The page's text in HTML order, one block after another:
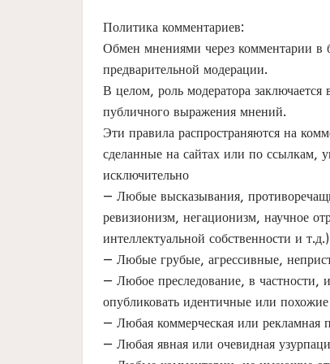
Политика комментариев:
Обмен мнениями через комментарии в
предварительной модерации.
В целом, роль модератора
публичного выражения мнений.
Эти правила распространяются на
сделанные на сайтах или по ссылкам,
исключительно
— Любые высказывания,
ревизионизм, негационизм, научное
интеллектуальной собственности и
— Любые грубые, агрессивные,
— Любое преследование, в частности,
опубликовать идентичные или
— Любая коммерческая или рекламная
— Любая явная или очевидная